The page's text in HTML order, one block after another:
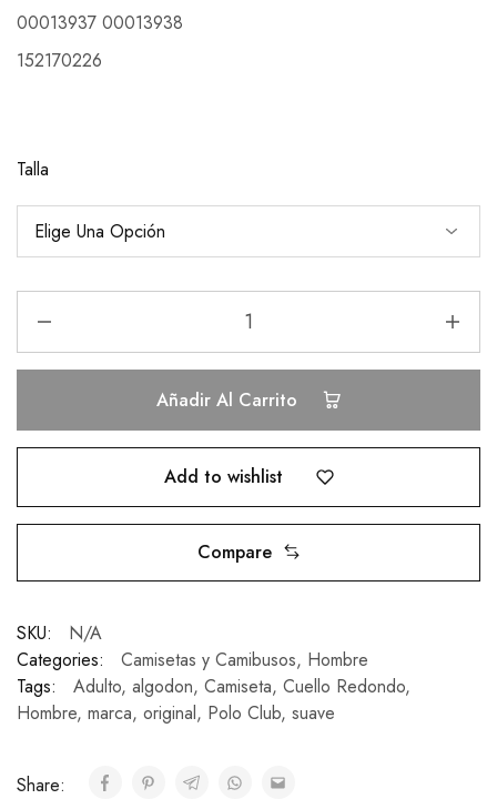
00013937 00013938
152170226
Talla
Añadir Al Carrito
Add to wishlist
Compare
SKU:
N/A
Categories:
Camisetas y Camibusos, Hombre
Tags:
Adulto, algodon, Camiseta, Cuello Redondo,
Hombre, marca, original, Polo Club, suave
Share: